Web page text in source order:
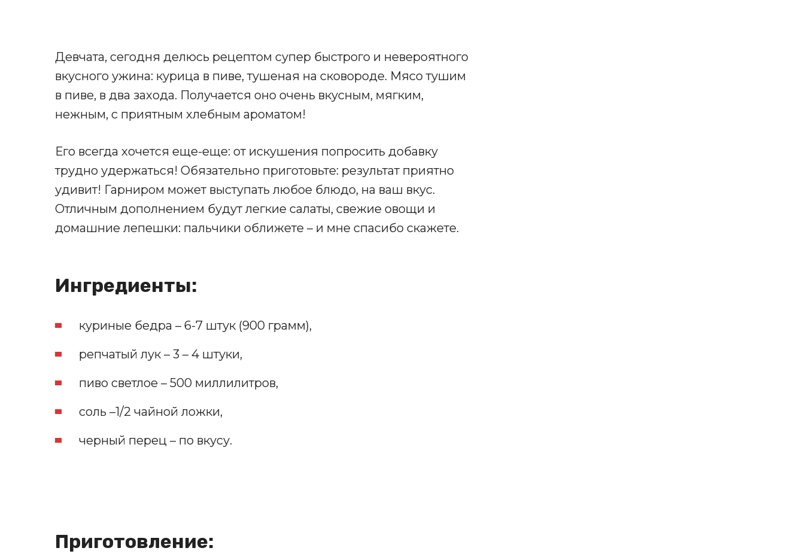
Девчата, сегодня делюсь рецептом супер быстрого и невероятного
вкусного ужина: курица в пиве, тушеная на сковороде. Мясо тушим
в пиве, в два захода. Получается оно очень вкусным, мягким,
нежным, с приятным хлебным ароматом!
Его всегда хочется еще-еще: от искушения попросить добавку
трудно удержаться! Обязательно приготовьте: результат приятно
удивит! Гарниром может выступать любое блюдо, на ваш вкус.
Отличным дополнением будут легкие салаты, свежие овощи и
домашние лепешки: пальчики оближете – и мне спасибо скажете.
Ингредиенты:
куриные бедра – 6-7 штук (900 грамм),
репчатый лук – 3 – 4 штуки,
пиво светлое – 500 миллилитров,
соль –1/2 чайной ложки,
черный перец – по вкусу.
Приготовление: